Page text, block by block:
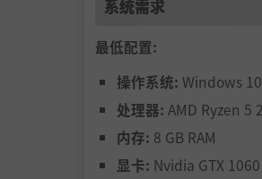
系统需求
最低配置:
操作系统: Windows 10
处理器: AMD Ryzen 5
内存: 8 GB RAM
显卡: Nvidia GTX